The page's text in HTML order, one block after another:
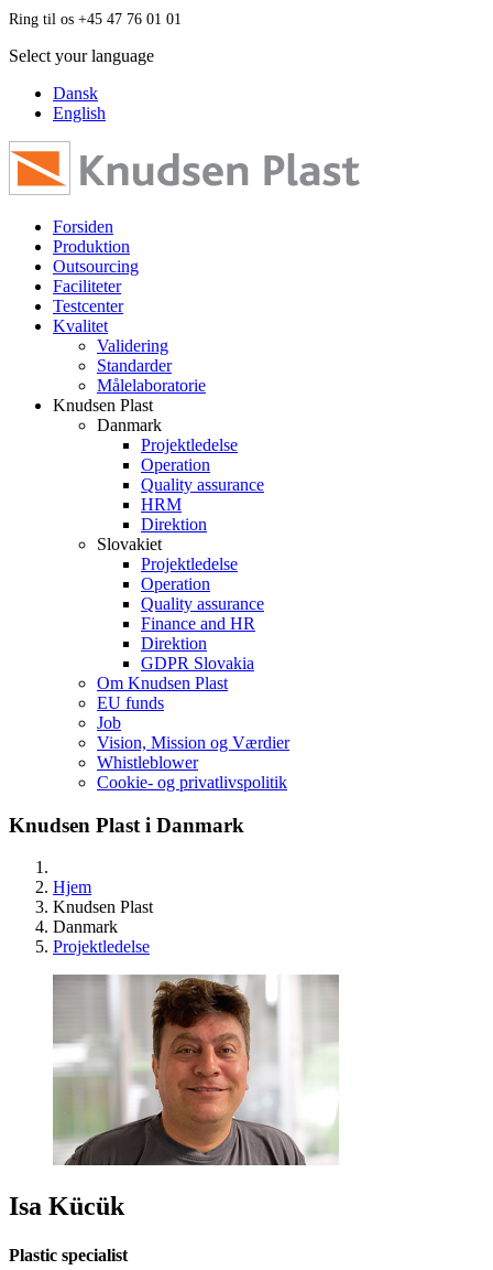
Ring til os +45 47 76 01 01
Select your language
Dansk
English
Forsiden
Produktion
Outsourcing
Faciliteter
Testcenter
Kvalitet
Validering
Standarder
Målelaboratorie
Knudsen Plast
Danmark
Projektledelse
Operation
Quality assurance
HRM
Direktion
Slovakiet
Projektledelse
Operation
Quality assurance
Finance and HR
Direktion
GDPR Slovakia
Om Knudsen Plast
EU funds
Job
Vision, Mission og Værdier
Whistleblower
Cookie- og privatlivspolitik
Knudsen Plast i Danmark
Hjem
Knudsen Plast
Danmark
Projektledelse
Isa Kücük
Plastic specialist